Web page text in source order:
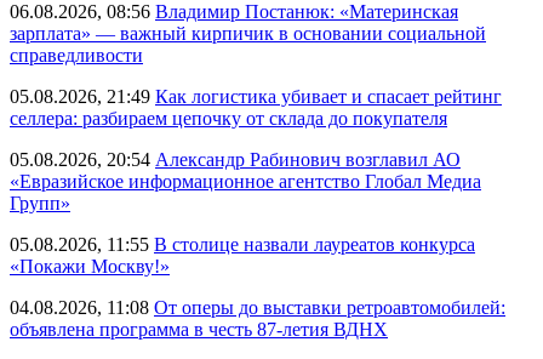
06.08.2026, 08:56 Владимир Постанюк: «Материнская
зарплата» — важный кирпичик в основании социальной
справедливости
05.08.2026, 21:49 Как логистика убивает и спасает рейтинг
селлера: разбираем цепочку от склада до покупателя
05.08.2026, 20:54 Александр Рабинович возглавил АО
«Евразийское информационное агентство Глобал Медиа
Групп»
05.08.2026, 11:55 В столице назвали лауреатов конкурса
«Покажи Москву!»
04.08.2026, 11:08 От оперы до выставки ретроавтомобилей:
объявлена программа в честь 87-летия ВДНХ